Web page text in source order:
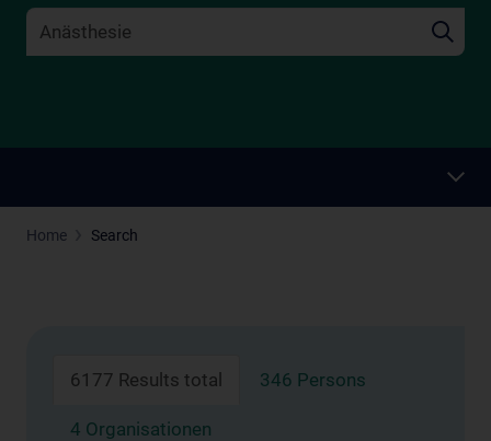
Home Search
6177 Results total 346 Persons
4 Organisationen